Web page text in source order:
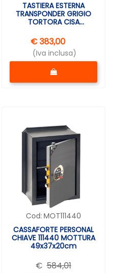
TASTIERA ESTERNA
TRANSPONDER GRIGIO
TORTORA CISA
€ 383,00
(Iva inclusa)
Quantità
Cod: MOT111440
CASSAFORTE PERSONAL
CHIAVE 111440 MOTTURA
49x37x20cm
€ 584,01